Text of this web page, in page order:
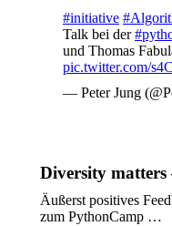
#initiative
Talk bei der
und Thomas
pic.twitter.com/
— Peter Jung
Diversity matters
Äußerst positives
zum PythonCamp …